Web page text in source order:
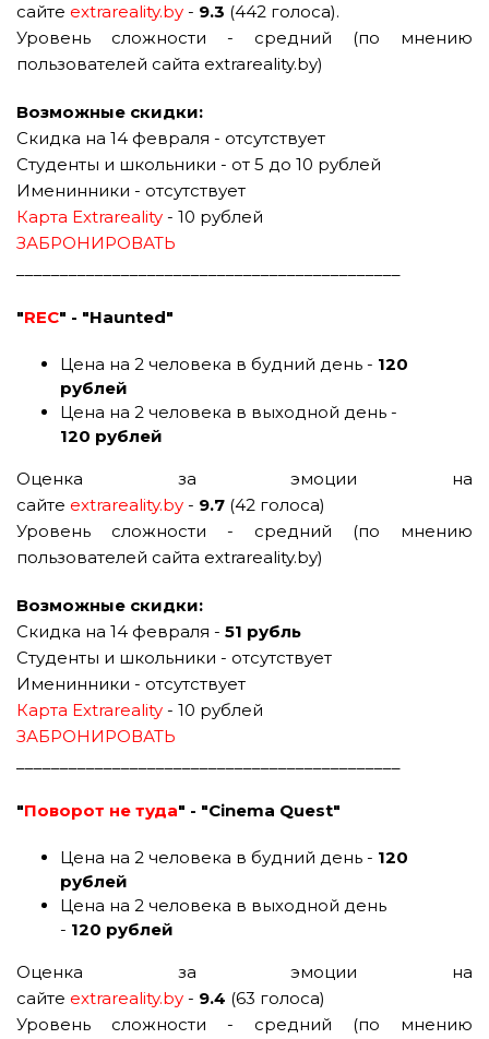
сайте extrareality.by - 9.3 (442 голоса).
Уровень сложности - средний (по мнению
пользователей сайта extrareality.by)
Возможные скидки:
Скидка на 14 февраля - отсутствует
Студенты и школьники - от 5 до 10 рублей
Именинники - отсутствует
Карта Extrareality - 10 рублей
ЗАБРОНИРОВАТЬ
"REC" - "Haunted"
Цена на 2 человека в будний день - 120
рублей
Цена на 2 человека в выходной день -
120 рублей
Оценка за эмоции на
сайте extrareality.by - 9.7 (42 голоса)
Уровень сложности - средний (по мнению
пользователей сайта extrareality.by)
Возможные скидки:
Скидка на 14 февраля - 51 рубль
Студенты и школьники - отсутствует
Именинники - отсутствует
Карта Extrareality - 10 рублей
ЗАБРОНИРОВАТЬ
"Поворот не туда" - "Cinema Quest"
Цена на 2 человека в будний день - 120
рублей
Цена на 2 человека в выходной день
- 120 рублей
Оценка за эмоции на
сайте extrareality.by - 9.4 (63 голоса)
Уровень сложности - средний (по мнению